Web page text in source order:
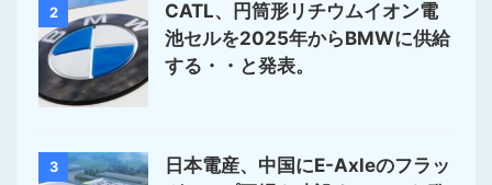
2
CATL、円筒形リチウムイオン電
池セルを2025年からBMWに供給
する・・と発表。
3
日本電産、中国にE-Axleのフラッ